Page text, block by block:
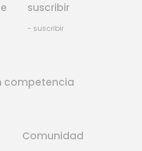
suscribir
- suscribir
competencia
Comunidad